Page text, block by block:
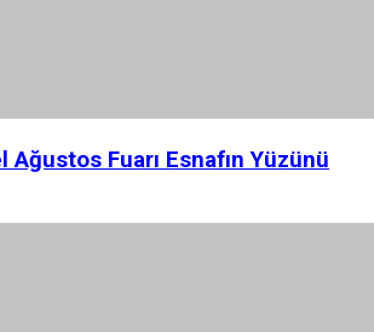
Ağustos Fuarı Esnafın Yüzünü